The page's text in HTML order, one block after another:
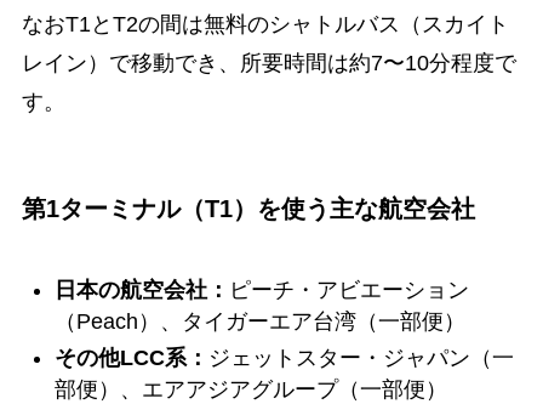
なおT1とT2の間は無料のシャトルバス（スカイト
レイン）で移動でき、所要時間は約7〜10分程度で
す。
第1ターミナル（T1）を使う主な航空会社
日本の航空会社： ピーチ・アビエーション
（Peach）、タイガーエア台湾（一部便）
その他LCC系： ジェットスター・ジャパン（一
部便）、エアアジアグループ（一部便）